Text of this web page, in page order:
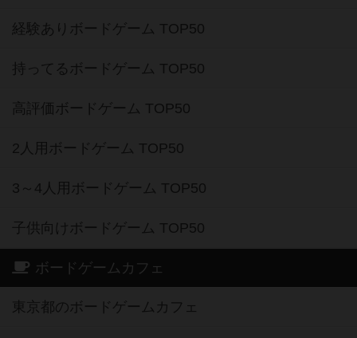
経験ありボードゲーム TOP50
持ってるボードゲーム TOP50
高評価ボードゲーム TOP50
2人用ボードゲーム TOP50
3～4人用ボードゲーム TOP50
子供向けボードゲーム TOP50
ボードゲームカフェ
東京都のボードゲームカフェ